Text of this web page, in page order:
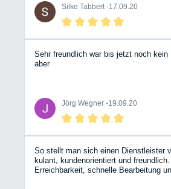
defekte Wasserpumpe getauscht. Alles
entspannt und freundlich geblieben.
zuvorkommender Service! Werkstatt
Silke Tabbert -17.09.20
Sehr freundlich war bis jetzt noch kein
aber
Jörg Wegner -19.09.20
So stellt man sich einen Dienstleister
kulant, kundenorientiert und
Erreichbarkeit, schnelle Bearbeitung